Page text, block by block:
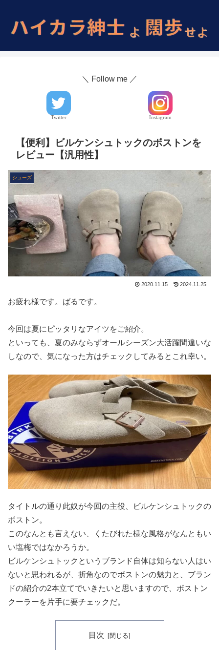
＼ Follow me ／
Twitter Instagram
【便利】ビルケンシュトックのボストンを
レビュー【汎用性】
シューズ
2020.11.15 2024.11.25
お疲れ様です。ばるです。
今回は夏にピッタリなアイツをご紹介。
といっても、夏のみならずオールシーズン大活躍間違いな
しなので、気になった方はチェックしてみるとこれ幸い。
タイトルの通り此奴が今回の主役、ビルケンシュトックの
ボストン。
このなんとも言えない、くたびれた様な風格がなんともい
い塩梅ではなかろうか。
ビルケンシュトックというブランド自体は知らない人はい
ないと思われるが、折角なのでボストンの魅力と、ブラン
ドの紹介の2本立てでいきたいと思いますので、ボストン
クーラーを片手に要チェックだ。
目次